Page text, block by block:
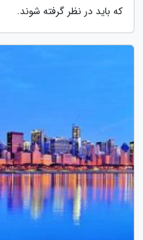
که باید در نظر گرفته شوند.